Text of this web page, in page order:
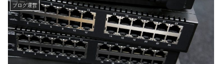
ブログ運営